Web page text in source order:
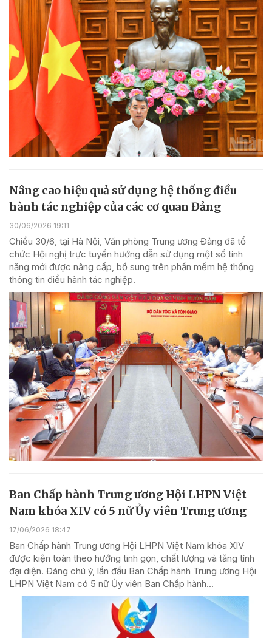
Nâng cao hiệu quả sử dụng hệ thống điều
hành tác nghiệp của các cơ quan Đảng
30/06/2026 19:11
Chiều 30/6, tại Hà Nội, Văn phòng Trung ương Đảng đã tổ
chức Hội nghị trực tuyến hướng dẫn sử dụng một số tính
năng mới được nâng cấp, bổ sung trên phần mềm hệ thống
thông tin điều hành tác nghiệp.
Ban Chấp hành Trung ương Hội LHPN Việt
Nam khóa XIV có 5 nữ Ủy viên Trung ương
17/06/2026 18:47
Ban Chấp hành Trung ương Hội LHPN Việt Nam khóa XIV
được kiện toàn theo hướng tinh gọn, chất lượng và tăng tính
đại diện. Đáng chú ý, lần đầu Ban Chấp hành Trung ương Hội
LHPN Việt Nam có 5 nữ Ủy viên Ban Chấp hành...